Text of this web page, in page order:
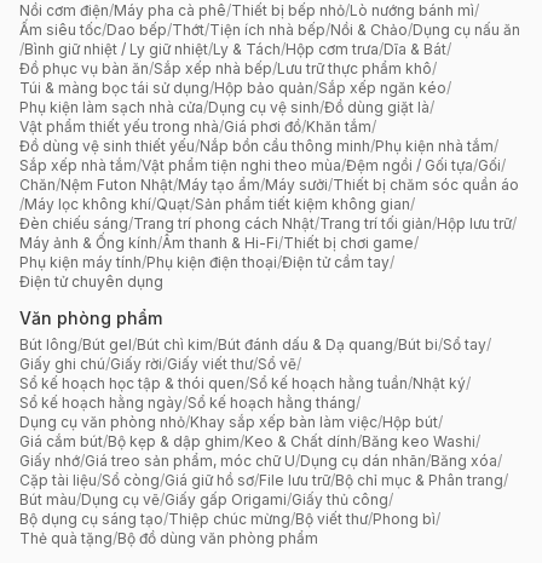
Nồi cơm điện/Máy pha cà phê/Thiết bị bếp nhỏ/Lò nướng bánh mì/
Ấm siêu tốc/Dao bếp/Thớt/Tiện ích nhà bếp/Nồi & Chảo/Dụng cụ nấu ăn
/Bình giữ nhiệt / Ly giữ nhiệt/Ly & Tách/Hộp cơm trưa/Dĩa & Bát/
Đồ phục vụ bàn ăn/Sắp xếp nhà bếp/Lưu trữ thực phẩm khô/
Túi & màng bọc tái sử dụng/Hộp bảo quản/Sắp xếp ngăn kéo/
Phụ kiện làm sạch nhà cửa/Dụng cụ vệ sinh/Đồ dùng giặt là/
Vật phẩm thiết yếu trong nhà/Giá phơi đồ/Khăn tắm/
Đồ dùng vệ sinh thiết yếu/Nắp bồn cầu thông minh/Phụ kiện nhà tắm/
Sắp xếp nhà tắm/Vật phẩm tiện nghi theo mùa/Đệm ngồi / Gối tựa/Gối/
Chăn/Nệm Futon Nhật/Máy tạo ẩm/Máy sưởi/Thiết bị chăm sóc quần áo
/Máy lọc không khí/Quạt/Sản phẩm tiết kiệm không gian/
Đèn chiếu sáng/Trang trí phong cách Nhật/Trang trí tối giản/Hộp lưu trữ/
Máy ảnh & Ống kính/Âm thanh & Hi-Fi/Thiết bị chơi game/
Phụ kiện máy tính/Phụ kiện điện thoại/Điện tử cầm tay/
Điện tử chuyên dụng
Văn phòng phẩm
Bút lông/Bút gel/Bút chì kim/Bút đánh dấu & Dạ quang/Bút bi/Sổ tay/
Giấy ghi chú/Giấy rời/Giấy viết thư/Sổ vẽ/
Sổ kế hoạch học tập & thói quen/Sổ kế hoạch hằng tuần/Nhật ký/
Sổ kế hoạch hằng ngày/Sổ kế hoạch hằng tháng/
Dụng cụ văn phòng nhỏ/Khay sắp xếp bàn làm việc/Hộp bút/
Giá cắm bút/Bộ kẹp & dập ghim/Keo & Chất dính/Băng keo Washi/
Giấy nhớ/Giá treo sản phẩm, móc chữ U/Dụng cụ dán nhãn/Băng xóa/
Cặp tài liệu/Sổ còng/Giá giữ hồ sơ/File lưu trữ/Bộ chỉ mục & Phân trang/
Bút màu/Dụng cụ vẽ/Giấy gấp Origami/Giấy thủ công/
Bộ dụng cụ sáng tạo/Thiệp chúc mừng/Bộ viết thư/Phong bì/
Thẻ quà tặng/Bộ đồ dùng văn phòng phẩm